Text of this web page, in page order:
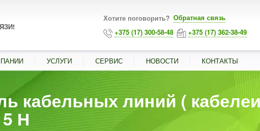
Хотите поговорить? Обратная связь
+375 (17) 300-58-48
+375 (17) 362-38-49
УСЛУГИ СЕРВИС НОВОСТИ КОНТАКТЫ
кабельных линий (
Н